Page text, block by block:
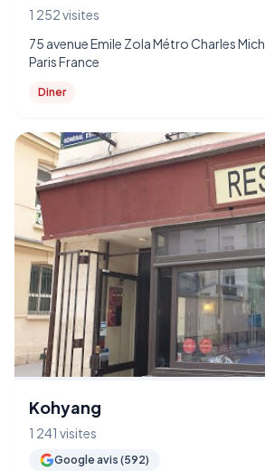
1 252 visites
75 avenue Emile Zola Métro Charles
Paris France
Diner
Kohyang
1 241 visites
Google avis (592)